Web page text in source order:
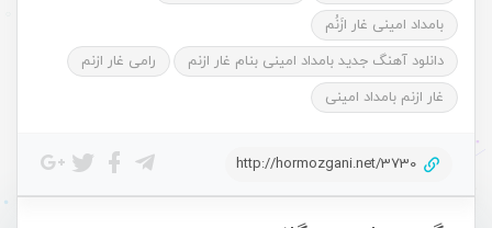
بامداد امینی غار ازَنُم
دانلود آهنگ جدید بامداد امینی بنام غار ازنم
رامی غار ازنم
غار ازنم بامداد امینی
http://hormozgani.net/3730